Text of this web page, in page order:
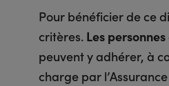
Pour bénéficier de ce
critères. Les
peuvent y adhérer, à
charge par